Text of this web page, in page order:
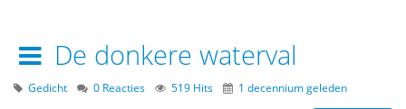
De donkere waterval
Gedicht 0 Reacties 519 Hits 1 decennium geleden